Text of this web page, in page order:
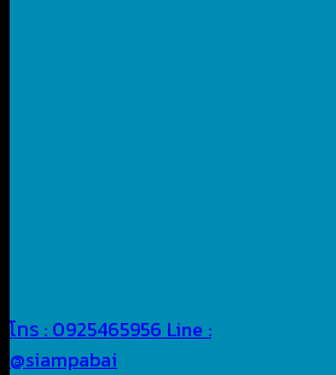
โทร : 0925465956 Line :
@siampabai